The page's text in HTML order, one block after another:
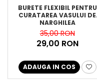
BURETE FLEXIBIL PENTRU
CURATAREA VASULUI DE
NARGHILEA
35,00 RON
29,00 RON
ADAUGA IN COS